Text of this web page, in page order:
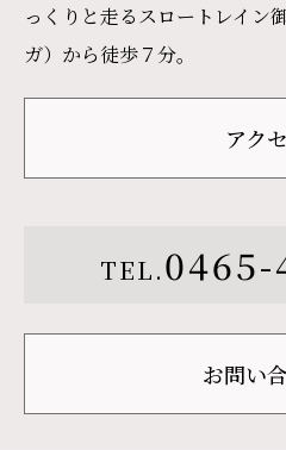
っくりと走るスロートレイン
ガ）から徒歩７分。
アク
TEL.0465-
お問い